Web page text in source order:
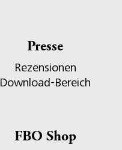
Presse
Rezensionen
Download-Bereich
FBO Shop